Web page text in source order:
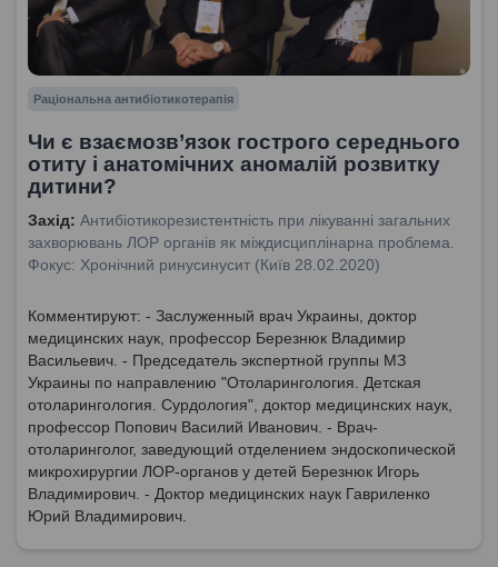
Раціональна антибіотикотерапія
Чи є взаємозв’язок гострого середнього
отиту і анатомічних аномалій розвитку
дитини?
Захід: Антибіотикорезистентність при лікуванні загальних
захворювань ЛОР органів як міждисциплінарна проблема.
Фокус: Хронічний ринусинусит (Київ 28.02.2020)
Комментируют: - Заслуженный врач Украины, доктор
медицинских наук, профессор Березнюк Владимир
Васильевич. - Председатель экспертной группы МЗ
Украины по направлению "Отоларингология. Детская
отоларингология. Сурдология", доктор медицинских наук,
профессор Попович Василий Иванович. - Врач-
отоларинголог, заведующий отделением эндоскопической
микрохирургии ЛОР-органов у детей Березнюк Игорь
Владимирович. - Доктор медицинских наук Гавриленко
Юрий Владимирович.